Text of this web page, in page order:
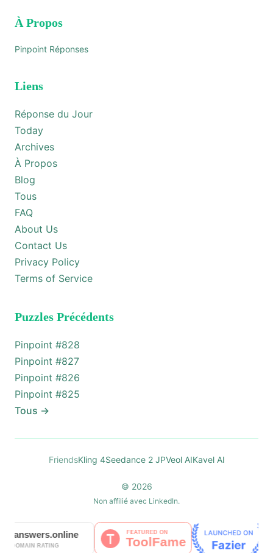
À Propos
Pinpoint Réponses
Liens
Réponse du Jour
Today
Archives
À Propos
Blog
Tous
FAQ
About Us
Contact Us
Privacy Policy
Terms of Service
Puzzles Précédents
Pinpoint #828
Pinpoint #827
Pinpoint #826
Pinpoint #825
Tous →
FriendsKling 4Seedance 2 JPVeol AIKavel AI
© 2026
Non affilié avec LinkedIn.